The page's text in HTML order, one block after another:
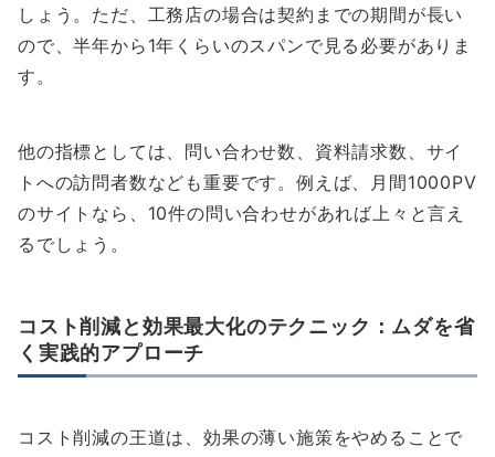
しょう。ただ、工務店の場合は契約までの期間が長い
ので、半年から1年くらいのスパンで見る必要がありま
す。
他の指標としては、問い合わせ数、資料請求数、サイ
トへの訪問者数なども重要です。例えば、月間1000PV
のサイトなら、10件の問い合わせがあれば上々と言え
るでしょう。
コスト削減と効果最大化のテクニック：ムダを省
く実践的アプローチ
コスト削減の王道は、効果の薄い施策をやめることで